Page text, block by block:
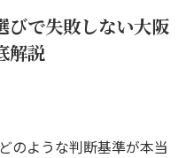
びで失敗しない大阪
解説
のような判断基準が本当